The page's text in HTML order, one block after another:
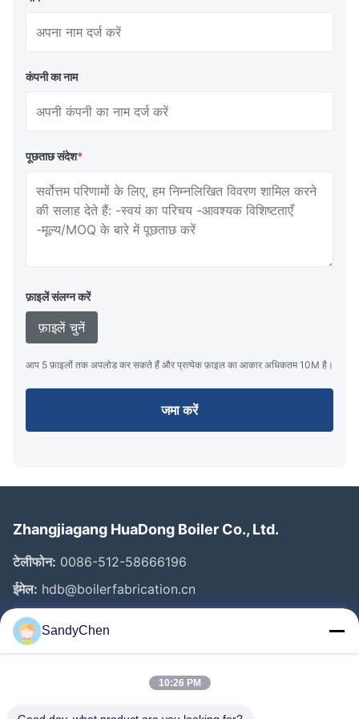
कंपनी का नाम
पूछताछ संदेश*
फ़ाइलें संलग्न करें
फ़ाइलें चुनें
आप 5 फ़ाइलों तक अपलोड कर सकते हैं और प्रत्येक फ़ाइल का आकार अधिकतम 10M है।
जमा करें
Zhangjiagang HuaDong Boiler Co., Ltd.
टेलीफोन: 0086-512-58666196
ईमेल: hdb@boilerfabrication.cn
त्वरित लिंक
SandyChen
10:26 PM